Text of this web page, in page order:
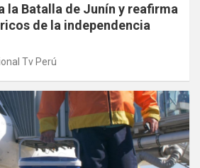
la Batalla de Junín y reafirma
de la independencia
Tv Perú